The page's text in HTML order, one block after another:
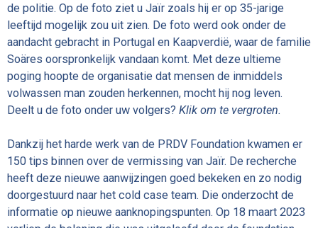
de politie. Op de foto ziet u Jaïr zoals hij er op 35-jarige
leeftijd mogelijk zou uit zien. De foto werd ook onder de
aandacht gebracht in Portugal en Kaapverdië, waar de familie
Soäres oorspronkelijk vandaan komt. Met deze ultieme
poging hoopte de organisatie dat mensen de inmiddels
volwassen man zouden herkennen, mocht hij nog leven.
Deelt u de foto onder uw volgers? Klik om te vergroten.
Dankzij het harde werk van de PRDV Foundation kwamen er
150 tips binnen over de vermissing van Jaïr. De recherche
heeft deze nieuwe aanwijzingen goed bekeken en zo nodig
doorgestuurd naar het cold case team. Die onderzocht de
informatie op nieuwe aanknopingspunten. Op 18 maart 2023